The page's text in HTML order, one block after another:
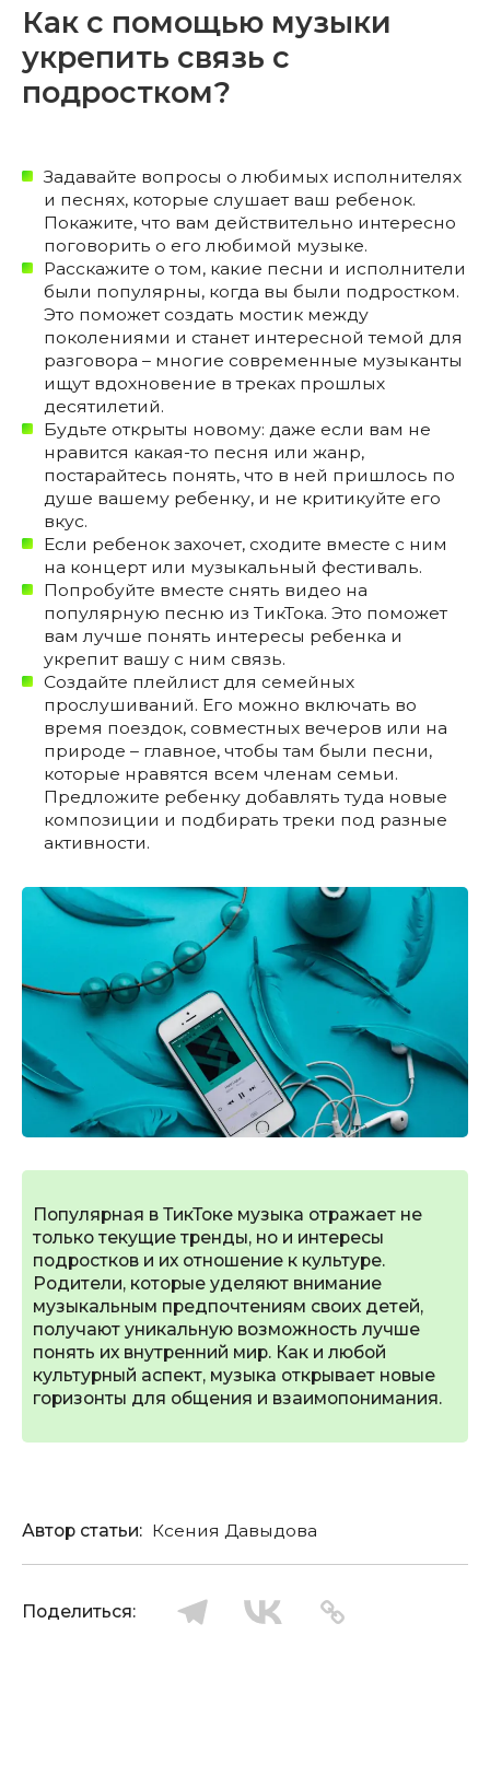
Как с помощью музыки
укрепить связь с
подростком?
Задавайте вопросы о любимых исполнителях
и песнях, которые слушает ваш ребенок.
Покажите, что вам действительно интересно
поговорить о его любимой музыке.
Расскажите о том, какие песни и исполнители
были популярны, когда вы были подростком.
Это поможет создать мостик между
поколениями и станет интересной темой для
разговора – многие современные музыканты
ищут вдохновение в треках прошлых
десятилетий.
Будьте открыты новому: даже если вам не
нравится какая-то песня или жанр,
постарайтесь понять, что в ней пришлось по
душе вашему ребенку, и не критикуйте его
вкус.
Если ребенок захочет, сходите вместе с ним
на концерт или музыкальный фестиваль.
Попробуйте вместе снять видео на
популярную песню из ТикТока. Это поможет
вам лучше понять интересы ребенка и
укрепит вашу с ним связь.
Создайте плейлист для семейных
прослушиваний. Его можно включать во
время поездок, совместных вечеров или на
природе – главное, чтобы там были песни,
которые нравятся всем членам семьи.
Предложите ребенку добавлять туда новые
композиции и подбирать треки под разные
активности.
Популярная в ТикТоке музыка отражает не
только текущие тренды, но и интересы
подростков и их отношение к культуре.
Родители, которые уделяют внимание
музыкальным предпочтениям своих детей,
получают уникальную возможность лучше
понять их внутренний мир. Как и любой
культурный аспект, музыка открывает новые
горизонты для общения и взаимопонимания.
Автор статьи: Ксения Давыдова
Поделиться: